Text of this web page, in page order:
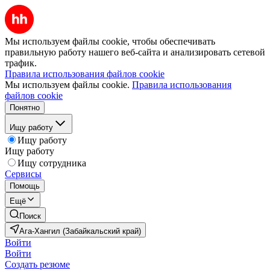
Мы используем файлы cookie, чтобы обеспечивать
правильную работу нашего веб-сайта и анализировать сетевой
трафик.
Правила использования файлов cookie
Мы используем файлы cookie. Правила использования
файлов cookie
Понятно
Ищу работу
Ищу работу
Ищу работу
Ищу сотрудника
Сервисы
Помощь
Ещё
Поиск
Ага-Хангил (Забайкальский край)
Войти
Войти
Создать резюме